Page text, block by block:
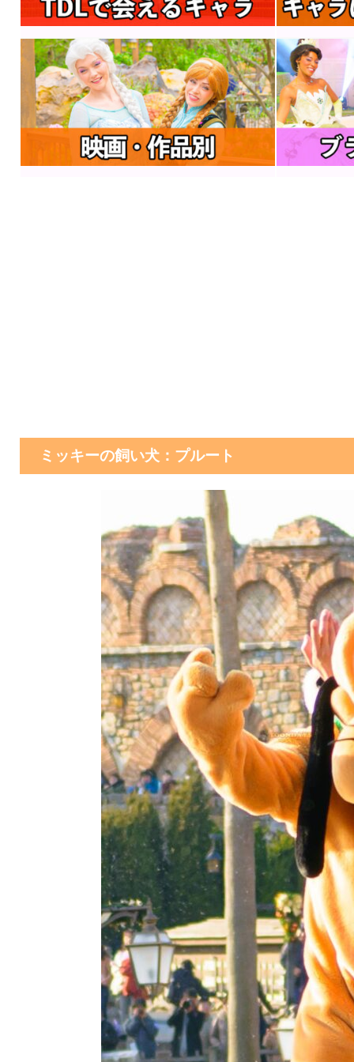
ミッキーの飼い犬：プルート